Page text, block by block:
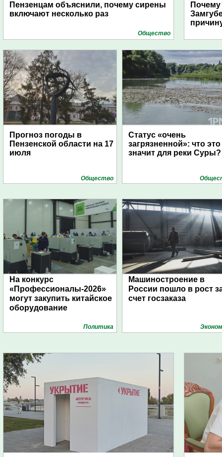
Пензенцам объяснили, почему сирены
включают несколько раз
Общество
Прогноз погоды в
Пензенской области на 17
июля
Общество
Статус «очень
загрязненной»: что это
значит для реки Суры?
На конкурс
«Профессионалы-2026»
могут закупить китайское
оборудование
Политика
Машиностроение в
России пошло в рост
счет госзаказа